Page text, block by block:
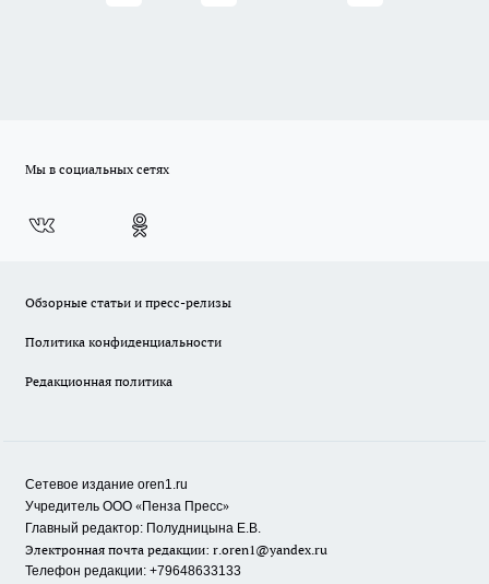
Мы в социальных сетях
Обзорные статьи и пресс-релизы
Политика конфиденциальности
Редакционная политика
Сетевое издание oren1.ru
Учредитель ООО «Пенза Пресс»
Главный редактор: Полудницына Е.В.
Электронная почта редакции: r.oren1@yandex.ru
Телефон редакции: +79648633133